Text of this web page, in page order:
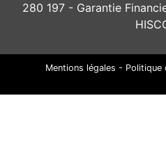
280 197 - Garantie
Mentions légales - Politique